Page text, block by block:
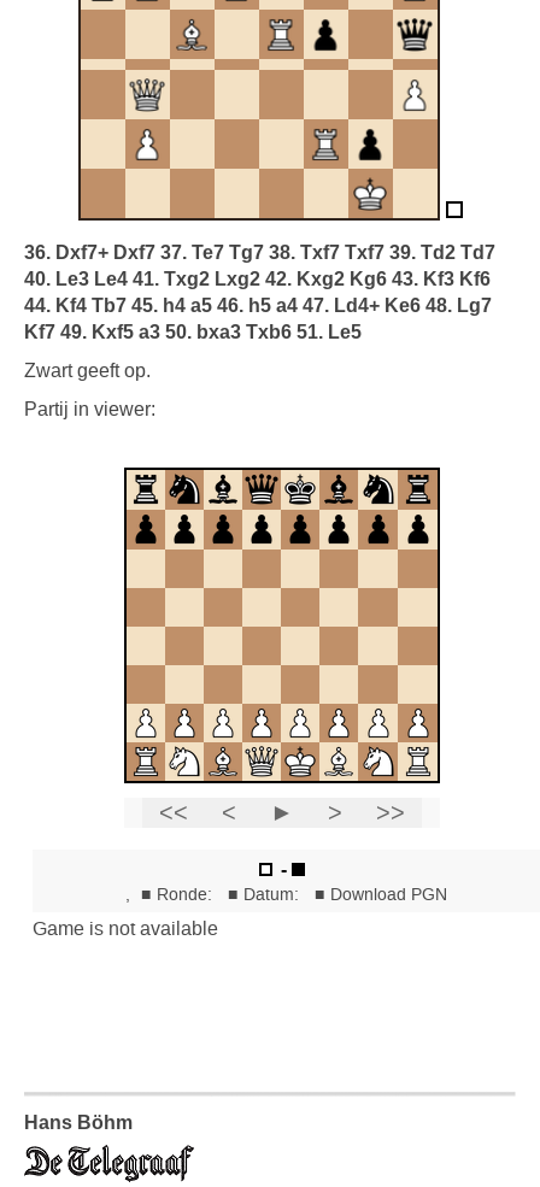
36. Dxf7+ Dxf7 37. Te7 Tg7 38. Txf7 Txf7 39. Td2 Td7
40. Le3 Le4 41. Txg2 Lxg2 42. Kxg2 Kg6 43. Kf3 Kf6
44. Kf4 Tb7 45. h4 a5 46. h5 a4 47. Ld4+ Ke6 48. Lg7
Kf7 49. Kxf5 a3 50. bxa3 Txb6 51. Le5
Zwart geeft op.
Partij in viewer:
Hans Böhm